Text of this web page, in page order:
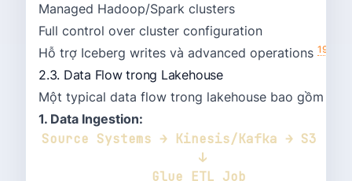
Managed Hadoop/Spark clusters
Full control over cluster configuration
Hỗ trợ Iceberg writes và advanced operations 19
2.3. Data Flow trong Lakehouse
Một typical data flow trong lakehouse bao gồm các
1. Data Ingestion: